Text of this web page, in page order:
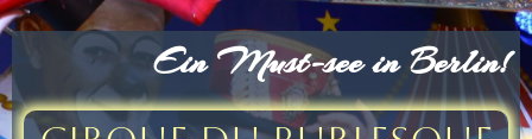
Ein Must-see in Berlin!